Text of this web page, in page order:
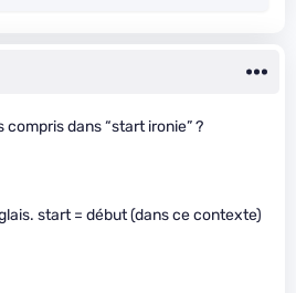
compris dans “start ironie” ?
start = début (dans ce contexte)